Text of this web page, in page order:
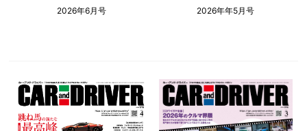
2026年6月号 2026年年5月号